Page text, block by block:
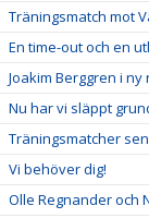
Träningsmatch mot
En time-out och en
Joakim Berggren i
Nu har vi släppt
Träningsmatcher
Vi behöver dig!
Olle Regnander och